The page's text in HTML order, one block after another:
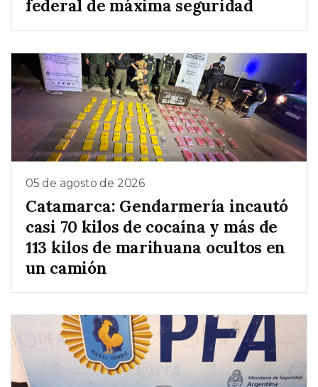
federal de máxima seguridad
05 de agosto de 2026
Catamarca: Gendarmería incautó
casi 70 kilos de cocaína y más de
113 kilos de marihuana ocultos en
un camión